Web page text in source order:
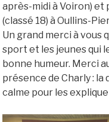
après-midi à Voiron) et
(classé 18) à Oullins-
Un grand merci à
sport et les jeunes qui
bonne humeur. Merci
présence de Charly : la
calme pour les